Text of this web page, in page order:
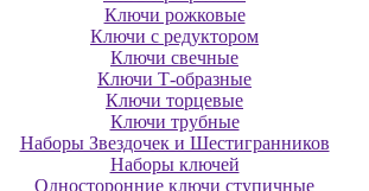
Ключи рожковые
Ключи с редуктором
Ключи свечные
Ключи Т-образные
Ключи торцевые
Ключи трубные
Наборы Звездочек и Шестигранников
Наборы ключей
Односторонние ключи ступичные